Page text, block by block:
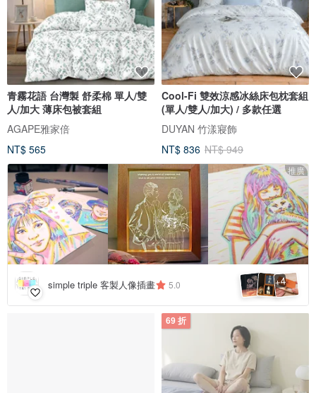
青霧花語 台灣製 舒柔棉 單人/雙
人/加大 薄床包被套組
AGAPE雅家倍
NT$ 565
Cool-Fi 雙效涼感冰絲床包枕套組
(單人/雙人/加大) / 多款任選
DUYAN 竹漾寢飾
NT$ 836 NT$ 949
推廣
simple triple 客製人像插畫 5.0 +4
69 折